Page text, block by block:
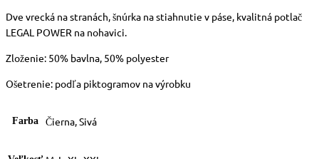
Dve vrecká na stranách, šnúrka na stiahnutie v páse, kvalitná potlač
LEGAL POWER na nohavici.
Zloženie: 50% bavlna, 50% polyester
Ošetrenie: podľa piktogramov na výrobku
Farba Čierna, Sivá